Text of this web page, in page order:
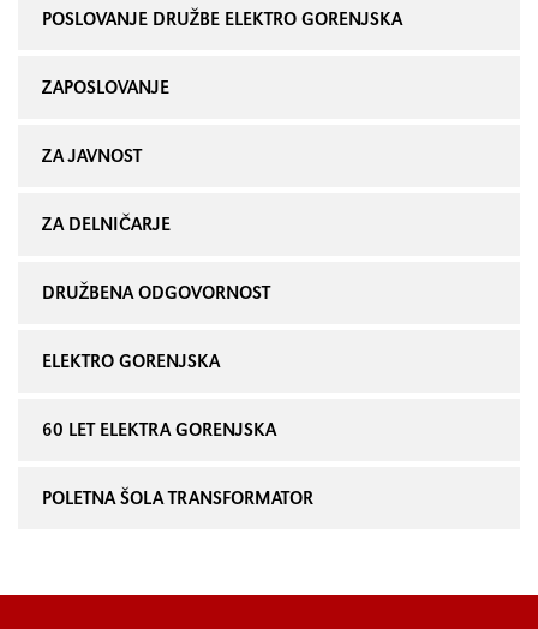
POSLOVANJE DRUŽBE ELEKTRO GORENJSKA
ZAPOSLOVANJE
ZA JAVNOST
ZA DELNIČARJE
DRUŽBENA ODGOVORNOST
ELEKTRO GORENJSKA
60 LET ELEKTRA GORENJSKA
POLETNA ŠOLA TRANSFORMATOR